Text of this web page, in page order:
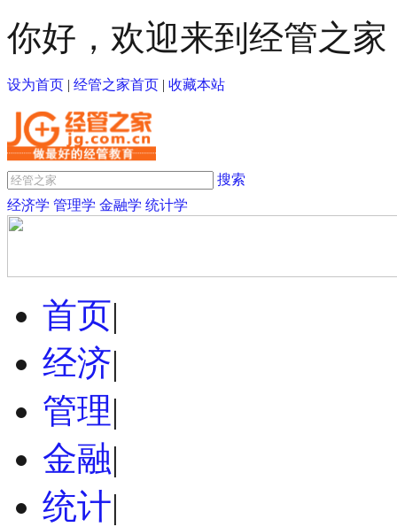
你好，欢迎来到经管之家
设为首页 | 经管之家首页 | 收藏本站
搜索
经济学 管理学 金融学 统计学
首页|
经济|
管理|
金融|
统计|